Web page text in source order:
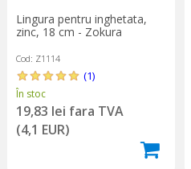
Lingura pentru inghetata,
zinc, 18 cm - Zokura
Cod: Z1114
(1)
În stoc
19,83 lei fara TVA
(4,1 EUR)